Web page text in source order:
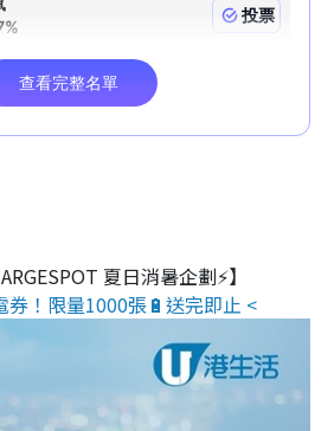
夏日消暑企劃⚡】
券！限量1000張🔋送完即止 <